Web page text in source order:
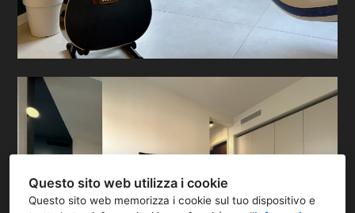
Questo sito web utilizza i cookie
Questo sito web memorizza i cookie sul tuo dispositivo e